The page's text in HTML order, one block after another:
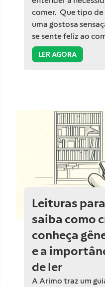
comer. Que tipo
uma gostosa
se sente feliz ao
LER AGORA
Leituras
saiba como
conheça
e a
de ler
A Arimo traz um